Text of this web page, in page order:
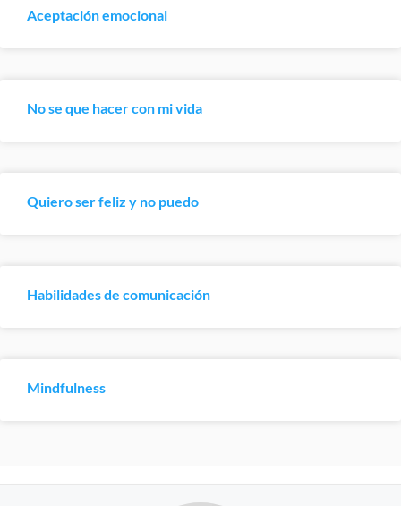
Aceptación emocional
No se que hacer con mi vida
Quiero ser feliz y no puedo
Habilidades de comunicación
Mindfulness